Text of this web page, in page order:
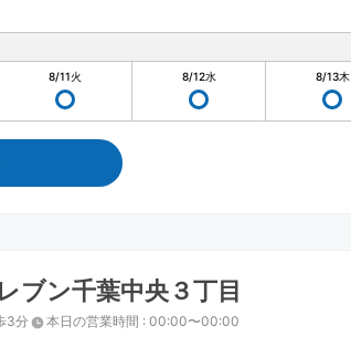
8/11火 8/12水 8/13木
ブン千葉中央３丁目
3分 本日の営業時間 : 00:00〜00:00